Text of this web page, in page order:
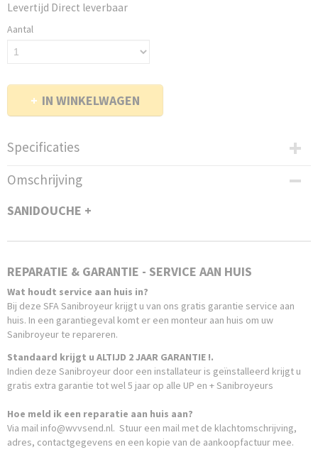
Levertijd Direct leverbaar
Aantal
IN WINKELWAGEN
Specificaties
EAN code
3308815074030
Productcode leverancier
D2UPSTD
Bruto gewicht
Omschrijving
SANIDOUCHE +
REPARATIE & GARANTIE - SERVICE AAN HUIS
Wat houdt service aan huis in?
Bij deze SFA Sanibroyeur krijgt u van ons gratis garantie service aan
huis. In een garantiegeval komt er een monteur aan huis om uw
Sanibroyeur te repareren.
Standaard krijgt u ALTIJD 2 JAAR GARANTIE !.
Indien deze Sanibroyeur door een installateur is geïnstalleerd krijgt u
gratis extra garantie tot wel 5 jaar op alle UP en + Sanibroyeurs
Hoe meld ik een reparatie aan huis aan?
Via mail info@wvvsend.nl. Stuur een mail met de klachtomschrijving,
adres, contactgegevens en een kopie van de aankoopfactuur mee.